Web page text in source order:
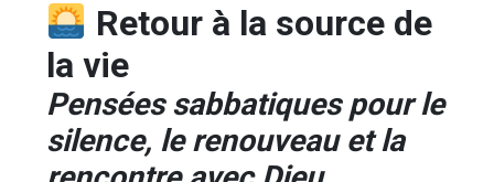
Retour à la source de
la vie
Pensées sabbatiques pour le
silence, le renouveau et la